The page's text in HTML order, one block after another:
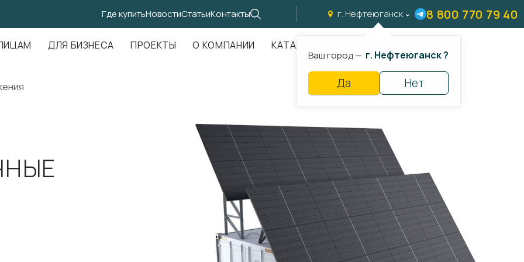
Где купитьНовостиСтатьиКонтакты г. Нефтеюганск
Ваш город — г. Нефтеюганск ?
Да Нет
8 800 770 79 40
ДЛЯ БИЗНЕСА ПРОЕКТЫ О КОМПАНИИ КАТАЛОГ
д. 107, оф. 707